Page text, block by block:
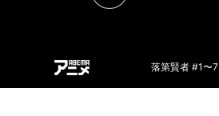
落第賢者 #1〜7